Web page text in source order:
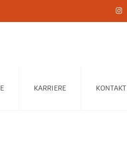
KARRIERE KONTAKT